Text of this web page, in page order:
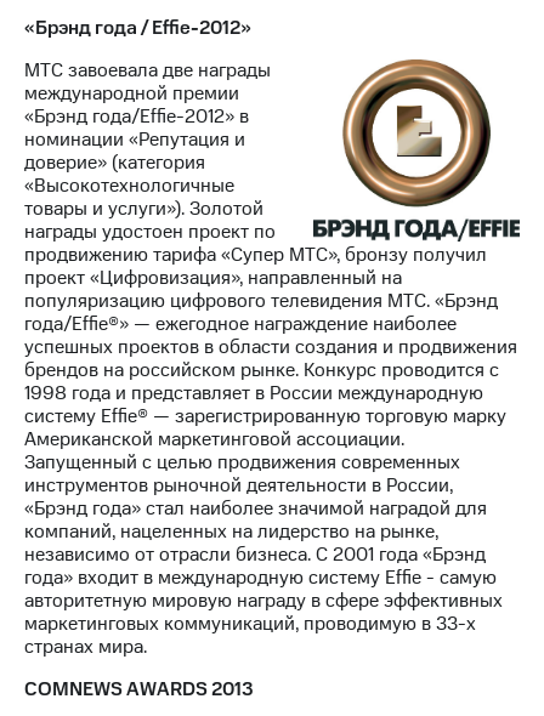
«Брэнд года / Effie-2012»
МТС завоевала две награды
международной премии
«Брэнд года/Effie-2012» в
номинации «Репутация и
доверие» (категория
«Высокотехнологичные
товары и услуги»). Золотой
награды удостоен проект по
продвижению тарифа «Супер МТС», бронзу получил
проект «Цифровизация», направленный на
популяризацию цифрового телевидения МТС. «Брэнд
года/Effie®» — ежегодное награждение наиболее
успешных проектов в области создания и продвижения
брендов на российском рынке. Конкурс проводится с
1998 года и представляет в России международную
систему Effie® — зарегистрированную торговую марку
Американской маркетинговой ассоциации.
Запущенный с целью продвижения современных
инструментов рыночной деятельности в России,
«Брэнд года» стал наиболее значимой наградой для
компаний, нацеленных на лидерство на рынке,
независимо от отрасли бизнеса. С 2001 года «Брэнд
года» входит в международную систему Effie - самую
авторитетную мировую награду в сфере эффективных
маркетинговых коммуникаций, проводимую в 33-х
странах мира.
COMNEWS AWARDS 2013